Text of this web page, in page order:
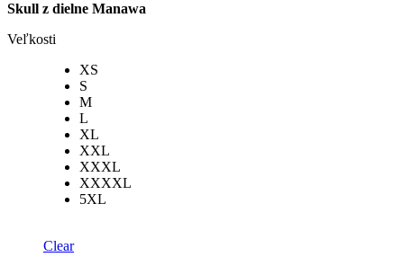
Skull z dielne Manawa
Veľkosti
XS
S
M
L
XL
XXL
XXXL
XXXXL
5XL
Clear